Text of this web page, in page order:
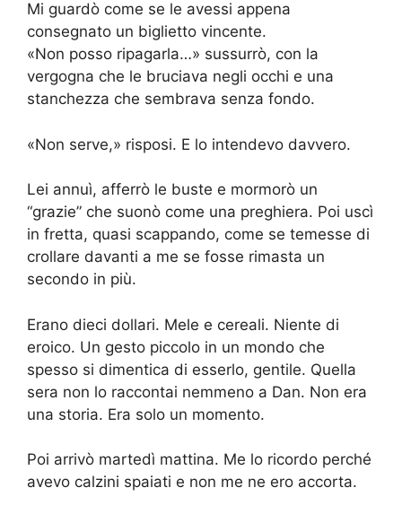
Mi guardò come se le avessi appena
consegnato un biglietto vincente.
«Non posso ripagarla…» sussurrò, con la
vergogna che le bruciava negli occhi e una
stanchezza che sembrava senza fondo.
«Non serve,» risposi. E lo intendevo davvero.
Lei annuì, afferrò le buste e mormorò un
“grazie” che suonò come una preghiera. Poi uscì
in fretta, quasi scappando, come se temesse di
crollare davanti a me se fosse rimasta un
secondo in più.
Erano dieci dollari. Mele e cereali. Niente di
eroico. Un gesto piccolo in un mondo che
spesso si dimentica di esserlo, gentile. Quella
sera non lo raccontai nemmeno a Dan. Non era
una storia. Era solo un momento.
Poi arrivò martedì mattina. Me lo ricordo perché
avevo calzini spaiati e non me ne ero accorta.